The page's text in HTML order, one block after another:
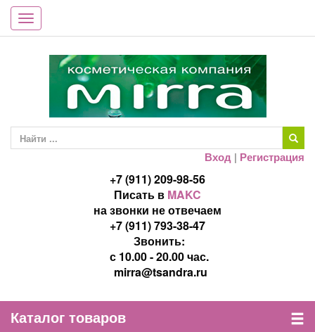
Toggle
navigation
Вход | Регистрация
+7 (911) 209-98-56
Писать в MAKC
на звонки не отвечаем
+7 (911) 793-38-47
Звонить:
с 10.00 - 20.00 час.
mirra@tsandra.ru
Каталог товаров